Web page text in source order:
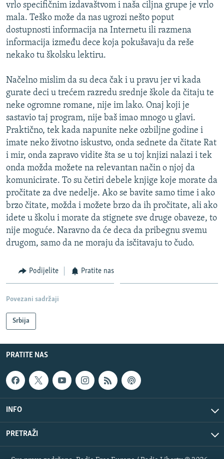
vrlo specifičnim izdavaštvom i naša ciljna grupe je vrlo
mala. Teško može da nas ugrozi nešto poput
dostupnosti informacija na Internetu ili razmena
informacija između dece koja pokušavaju da reše
nekako tu školsku lektiru.
Načelno mislim da su deca čak i u pravu jer vi kada
gurate deci u trećem razredu srednje škole da čitaju te
neke ogromne romane, nije im lako. Onaj koji je
sastavio taj program, nije baš imao mnogo u glavi.
Praktično, tek kada napunite neke ozbiljne godine i
imate neko životno iskustvo, onda sednete da čitate Rat
i mir, onda zapravo vidite šta se u toj knjizi nalazi i tek
onda možda možete na relevantan način o njoj da
komunicirate. To su četiri debele knjige koje morate da
pročitate za dve nedelje. Ako se bavite samo time i ako
brzo čitate, možda i možete brzo da ih pročitate, ali ako
idete u školu i morate da stignete sve druge obaveze, to
nije moguće. Naravno da će deca da pribegnu svemu
drugom, samo da ne moraju da isčitavaju to čudo.
Podijelite Pratite nas
Povezani sadržaji
Srbija
PRATITE NAS
INFO
PRETRAŽI